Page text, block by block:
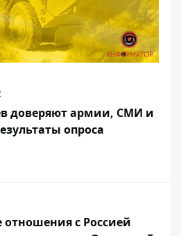
доверяют армии, СМИ и
опроса
с Россией